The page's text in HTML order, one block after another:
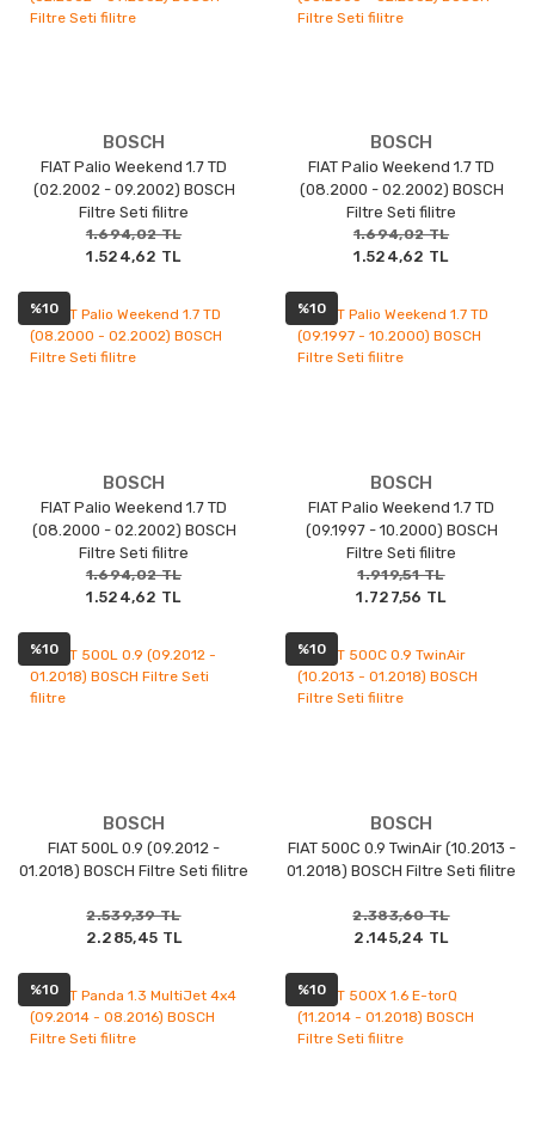
BOSCH
FIAT Palio Weekend 1.7 TD
(02.2002 - 09.2002) BOSCH
Filtre Seti filitre
1.694,02 TL
1.524,62 TL
BOSCH
FIAT Palio Weekend 1.7 TD
(08.2000 - 02.2002) BOSCH
Filtre Seti filitre
1.694,02 TL
1.524,62 TL
%10
BOSCH
FIAT Palio Weekend 1.7 TD
(08.2000 - 02.2002) BOSCH
Filtre Seti filitre
1.694,02 TL
1.524,62 TL
%10
BOSCH
FIAT Palio Weekend 1.7 TD
(09.1997 - 10.2000) BOSCH
Filtre Seti filitre
1.919,51 TL
1.727,56 TL
%10
BOSCH
FIAT 500L 0.9 (09.2012 -
01.2018) BOSCH Filtre Seti filitre
2.539,39 TL
2.285,45 TL
%10
BOSCH
FIAT 500C 0.9 TwinAir (10.2013 -
01.2018) BOSCH Filtre Seti filitre
2.383,60 TL
2.145,24 TL
%10 %10